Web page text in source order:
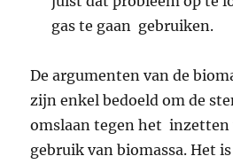
gas te gaan gebruiken.
De argumenten van de
zijn enkel bedoeld om de
omslaan tegen het inzetten
gebruik van biomassa. Het